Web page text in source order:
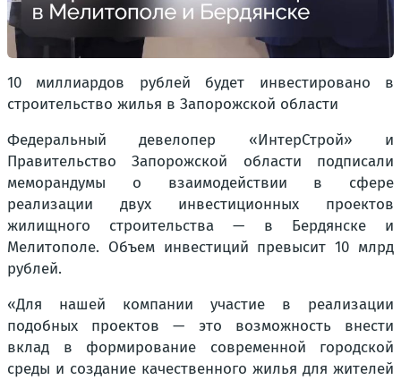
10 миллиардов рублей будет инвестировано в
строительство жилья в Запорожской области
Федеральный девелопер «ИнтерСтрой» и
Правительство Запорожской области подписали
меморандумы о взаимодействии в сфере
реализации двух инвестиционных проектов
жилищного строительства — в Бердянске и
Мелитополе. Объем инвестиций превысит 10 млрд
рублей.
«Для нашей компании участие в реализации
подобных проектов — это возможность внести
вклад в формирование современной городской
среды и создание качественного жилья для жителей